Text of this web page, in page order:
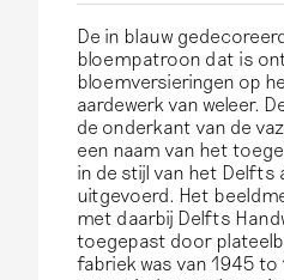
De in blauw
bloempatroon dat is
bloemversieringen op
aardewerk van weleer.
de onderkant van de
een naam van het
in de stijl van het Delfts
uitgevoerd. Het
met daarbij Delfts
toegepast door
fabriek was van 1945 to